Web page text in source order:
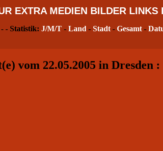
EXTRA MEDIEN BILDER LINKS
- - Statistik: J/M/T- Land - Stadt- Gesamt-
vom 22.05.2005 in Dresden :